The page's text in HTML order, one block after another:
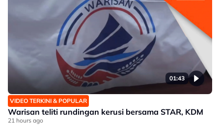
01:43
VIDEO TERKINI & POPULAR
Warisan teliti rundingan kerusi bersama STAR, KDM
21 hours ago